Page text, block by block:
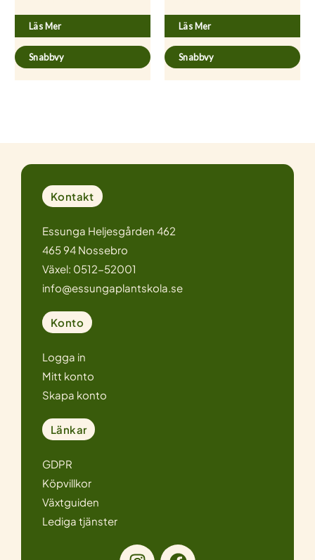
Läs Mer
Snabbvy
Läs Mer
Snabbvy
Kontakt
Essunga Heljesgården 462
465 94 Nossebro
Växel: 0512-52001
info@essungaplantskola.se
Konto
Logga in
Mitt konto
Skapa konto
Länkar
GDPR
Köpvillkor
Växtguiden
Lediga tjänster
I
F